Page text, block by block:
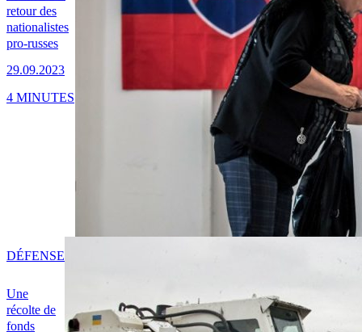
retour des
nationalistes
pro-russes
29.09.2023
4 MINUTES
Une
récolte de
fonds
DÉFENSE